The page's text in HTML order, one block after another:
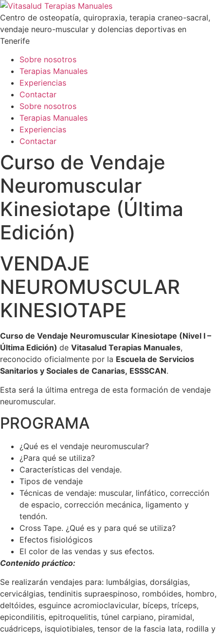
Ir
al
contenido
Centro de osteopatía, quiropraxia, terapia craneo-sacral,
vendaje neuro-muscular y dolencias deportivas en
Tenerife
Sobre nosotros
Terapias Manuales
Experiencias
Contactar
Menú Sobre nosotros
Terapias Manuales
Experiencias
Contactar
Curso de Vendaje
Neuromuscular
Kinesiotape (Última
Edición)
VENDAJE
NEUROMUSCULAR
KINESIOTAPE
Curso de Vendaje Neuromuscular Kinesiotape (Nivel I –
Última Edición) de Vitasalud Terapias Manuales,
reconocido oficialmente por la Escuela de Servicios
Sanitarios y Sociales de Canarias, ESSSCAN.
Esta será la última entrega de esta formación de vendaje
neuromuscular.
PROGRAMA
¿Qué es el vendaje neuromuscular?
¿Para qué se utiliza?
Características del vendaje.
Tipos de vendaje
Técnicas de vendaje: muscular, linfático, corrección
de espacio, corrección mecánica, ligamento y
tendón.
Cross Tape. ¿Qué es y para qué se utiliza?
Efectos fisiológicos
El color de las vendas y sus efectos.
Contenido práctico:
Se realizarán vendajes para: lumbálgias, dorsálgias,
cervicálgias, tendinitis supraespinoso, rombóides, hombro,
deltóides, esguince acromioclavicular, bíceps, tríceps,
epicondilitis, epitroquelitis, túnel carpiano, piramidal,
cuádriceps, isquiotibiales, tensor de la fascia lata, rodilla y